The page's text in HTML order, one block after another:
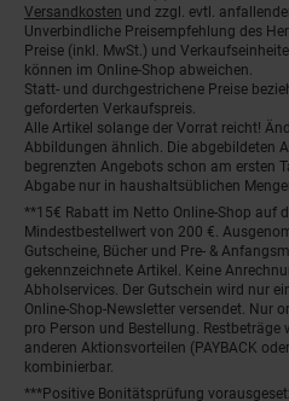
Versandkosten und zzgl. evtl.
Unverbindliche Preisempfehlung des
Preise (inkl. MwSt.) und
können im Online-Shop abweichen.
Statt- und durchgestrichene Preise
geforderten Verkaufspreis.
Alle Artikel solange der Vorrat reicht!
Abbildungen ähnlich. Die abgebildeten
begrenzten Angebots schon am ersten
Abgabe nur in haushaltsüblichen
**15€ Rabatt im Netto Online-Shop auf
Mindestbestellwert von 200 €.
Gutscheine, Bücher und Pre- &
gekennzeichnete Artikel. Keine
Abholservices. Der Gutschein wird nur
Online-Shop-Newsletter versendet. Nur
pro Person und Bestellung.
anderen Aktionsvorteilen (PAYBACK
kombinierbar.
***Positive Bonitätsprüfung